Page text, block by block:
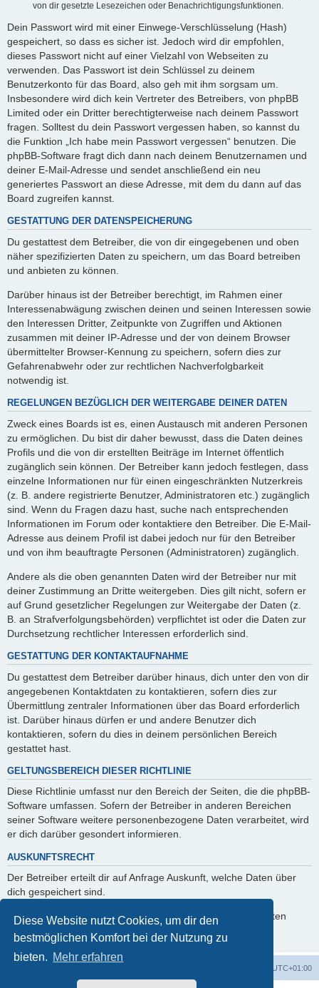
Diese Website nutzt Cookies, um dir den
bestmöglichen Komfort bei der Nutzung zu
bieten. Mehr erfahren
von dir gesetzte Lesezeichen oder Benachrichtigungsfunktionen.
Dein Passwort wird mit einer Einwege-Verschlüsselung (Hash)
gespeichert, so dass es sicher ist. Jedoch wird dir empfohlen,
dieses Passwort nicht auf einer Vielzahl von Webseiten zu
verwenden. Das Passwort ist dein Schlüssel zu deinem
Benutzerkonto für das Board, also geh mit ihm sorgsam um.
Insbesondere wird dich kein Vertreter des Betreibers, von phpBB
Limited oder ein Dritter berechtigterweise nach deinem Passwort
fragen. Solltest du dein Passwort vergessen haben, so kannst du
die Funktion „Ich habe mein Passwort vergessen“ benutzen. Die
phpBB-Software fragt dich dann nach deinem Benutzernamen und
deiner E-Mail-Adresse und sendet anschließend ein neu
generiertes Passwort an diese Adresse, mit dem du dann auf das
Board zugreifen kannst.
GESTATTUNG DER DATENSPEICHERUNG
Du gestattest dem Betreiber, die von dir eingegebenen und oben
näher spezifizierten Daten zu speichern, um das Board betreiben
und anbieten zu können.
Darüber hinaus ist der Betreiber berechtigt, im Rahmen einer
Interessenabwägung zwischen deinen und seinen Interessen sowie
den Interessen Dritter, Zeitpunkte von Zugriffen und Aktionen
zusammen mit deiner IP-Adresse und der von deinem Browser
übermittelter Browser-Kennung zu speichern, sofern dies zur
Gefahrenabwehr oder zur rechtlichen Nachverfolgbarkeit
notwendig ist.
REGELUNGEN BEZÜGLICH DER WEITERGABE DEINER DATEN
Zweck eines Boards ist es, einen Austausch mit anderen Personen
zu ermöglichen. Du bist dir daher bewusst, dass die Daten deines
Profils und die von dir erstellten Beiträge im Internet öffentlich
zugänglich sein können. Der Betreiber kann jedoch festlegen, dass
einzelne Informationen nur für einen eingeschränkten Nutzerkreis
(z. B. andere registrierte Benutzer, Administratoren etc.) zugänglich
sind. Wenn du Fragen dazu hast, suche nach entsprechenden
Informationen im Forum oder kontaktiere den Betreiber. Die E-Mail-
Adresse aus deinem Profil ist dabei jedoch nur für den Betreiber
und von ihm beauftragte Personen (Administratoren) zugänglich.
Andere als die oben genannten Daten wird der Betreiber nur mit
deiner Zustimmung an Dritte weitergeben. Dies gilt nicht, sofern er
auf Grund gesetzlicher Regelungen zur Weitergabe der Daten (z.
B. an Strafverfolgungsbehörden) verpflichtet ist oder die Daten zur
Durchsetzung rechtlicher Interessen erforderlich sind.
GESTATTUNG DER KONTAKTAUFNAHME
Du gestattest dem Betreiber darüber hinaus, dich unter den von dir
angegebenen Kontaktdaten zu kontaktieren, sofern dies zur
Übermittlung zentraler Informationen über das Board erforderlich
ist. Darüber hinaus dürfen er und andere Benutzer dich
kontaktieren, sofern du dies in deinem persönlichen Bereich
gestattet hast.
GELTUNGSBEREICH DIESER RICHTLINIE
Diese Richtlinie umfasst nur den Bereich der Seiten, die die phpBB-
Software umfassen. Sofern der Betreiber in anderen Bereichen
seiner Software weitere personenbezogene Daten verarbeitet, wird
er dich darüber gesondert informieren.
AUSKUNFTSRECHT
Der Betreiber erteilt dir auf Anfrage Auskunft, welche Daten über
dich gespeichert sind.
Du kannst jederzeit die Löschung bzw. Sperrung deiner Daten
verlangen. Kontaktiere hierzu bitte den Betreiber.
UTC+01:00